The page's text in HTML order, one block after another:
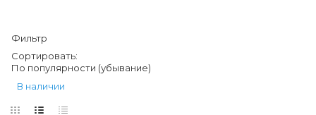
Фильтр
Сортировать:
По популярности (убывание)
В наличии